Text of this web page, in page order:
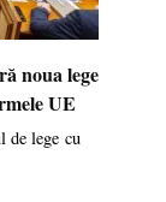
noua lege
UE
de lege cu